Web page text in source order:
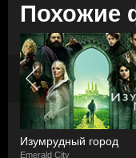
Похожие
Изумрудный город
Emerald City